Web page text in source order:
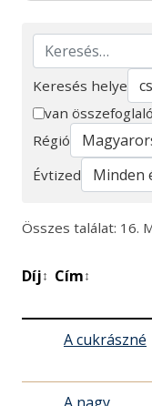
Keresés
Keresés helye
van összefoglaló
Régió
Évtized
Összes találat: 16.
Díj↕ Cím↕
A cukrászné